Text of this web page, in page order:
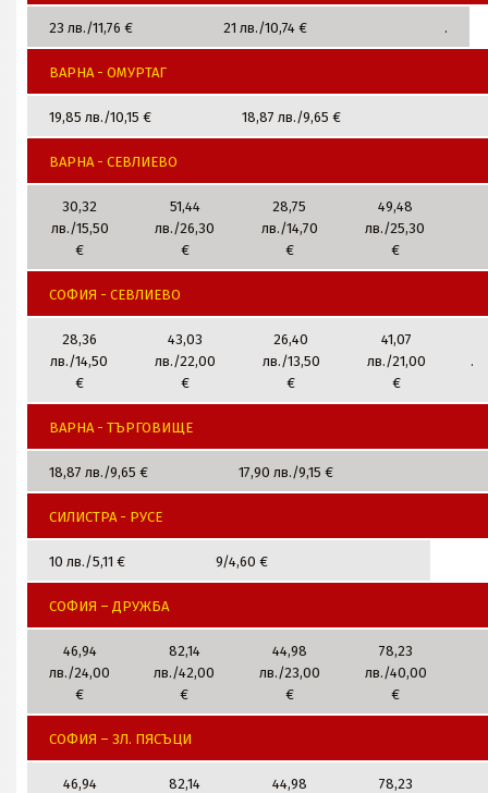
23 лв./11,76 € 21 лв./10,74 € .
ВАРНА - ОМУРТАГ
19,85 лв./10,15 € 18,87 лв./9,65 €
ВАРНА - СЕВЛИЕВО
30,32
лв./15,50
€
51,44
лв./26,30
€
28,75
лв./14,70
€
49,48
лв./25,30
€
СОФИЯ - СЕВЛИЕВО
28,36
лв./14,50
€
43,03
лв./22,00
€
26,40
лв./13,50
€
41,07
лв./21,00
€
.
ВАРНА - ТЪРГОВИЩЕ
18,87 лв./9,65 € 17,90 лв./9,15 €
СИЛИСТРА - РУСЕ
10 лв./5,11 € 9/4,60 €
СОФИЯ – ДРУЖБА
46,94
лв./24,00
€
82,14
лв./42,00
€
44,98
лв./23,00
€
78,23
лв./40,00
€
СОФИЯ – ЗЛ. ПЯСЪЦИ
46,94
82,14
44,98
78,23